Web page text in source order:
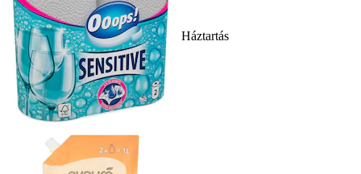
Háztartás